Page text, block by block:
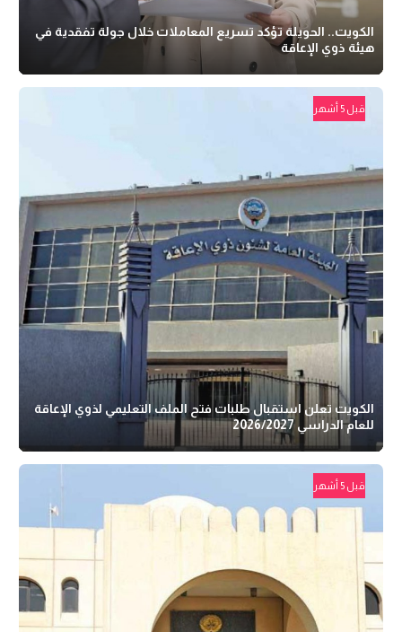
الكويت.. الحويلة تؤكد تسريع المعاملات خلال جولة تفقدية في
هيئة ذوي الإعاقة
قبل 5 أشهر
الكويت تعلن استقبال طلبات فتح الملف التعليمي لذوي الإعاقة
للعام الدراسي 2026/2027
قبل 5 أشهر